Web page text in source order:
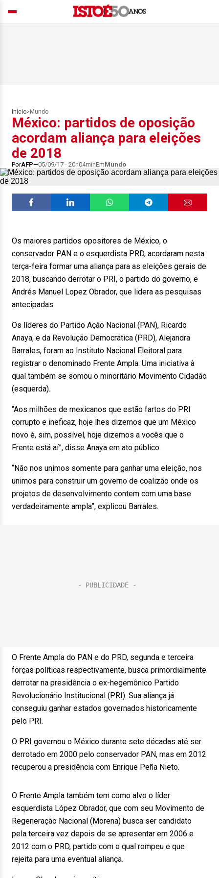
Início> Mundo
México: partidos de oposição
acordam aliança para eleições
de 2018
PorAFP 05/09/17 - 20h04minEmMundo
Os maiores partidos opositores de México, o
conservador PAN e o esquerdista PRD, acordaram nesta
terça-feira formar uma aliança para as eleições gerais de
2018, buscando derrotar o PRI, o partido do governo, e
Andrés Manuel Lopez Obrador, que lidera as pesquisas
antecipadas.
Os líderes do Partido Ação Nacional (PAN), Ricardo
Anaya, e da Revolução Democrática (PRD), Alejandra
Barrales, foram ao Instituto Nacional Eleitoral para
registrar o denominado Frente Ampla. Uma iniciativa à
qual também se somou o minoritário Movimento Cidadão
(esquerda).
“Aos milhões de mexicanos que estão fartos do PRI
corrupto e ineficaz, hoje lhes dizemos que um México
novo é, sim, possível, hoje dizemos a vocês que o
Frente está aí”, disse Anaya em ato público.
“Não nos unimos somente para ganhar uma eleição, nos
unimos para construir um governo de coalizão onde os
projetos de desenvolvimento contem com uma base
verdadeiramente ampla”, explicou Barrales.
O Frente Ampla do PAN e do PRD, segunda e terceira
forças políticas respectivamente, busca primordialmente
derrotar na presidência o ex-hegemônico Partido
Revolucionário Institucional (PRI). Sua aliança já
conseguiu ganhar estados governados historicamente
pelo PRI.
O PRI governou o México durante sete décadas até ser
derrotado em 2000 pelo conservador PAN, mas em 2012
recuperou a presidência com Enrique Peña Nieto.
O Frente Ampla também tem como alvo o líder
esquerdista López Obrador, que com seu Movimento de
Regeneração Nacional (Morena) busca ser candidato
pela terceira vez depois de se apresentar em 2006 e
2012 com o PRD, partido com o qual rompeu e que
rejeita para uma eventual aliança.